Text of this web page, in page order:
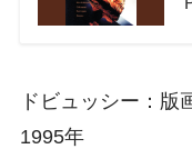
ドビュッシー：
1995年